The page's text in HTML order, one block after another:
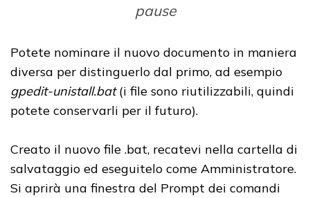
pause
Potete nominare il nuovo documento in maniera
diversa per distinguerlo dal primo, ad esempio
gpedit-unistall.bat(i file sono riutilizzabili, quindi
potete conservarli per il futuro).
Creato il nuovo file .bat, recatevi nella cartella di
salvataggio ed eseguitelo come Amministratore.
Si aprirà una finestra del Prompt dei comandi